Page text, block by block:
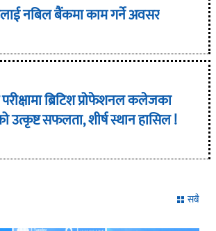
नबिल बैंकमा काम गर्ने अवसर
ब्रिटिश प्रोफेशनल कलेजका
उत्कृष्ट सफलता, शीर्ष स्थान हासिल !
सबै